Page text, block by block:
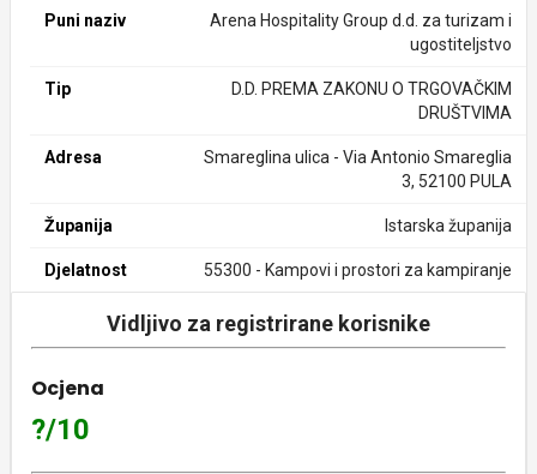
Puni naziv
Arena Hospitality Group d.d. za turizam i
ugostiteljstvo
Tip
D.D. PREMA ZAKONU O TRGOVAČKIM
DRUŠTVIMA
Adresa
Smareglina ulica - Via Antonio Smareglia
3, 52100 PULA
Županija Istarska županija
Djelatnost 55300 - Kampovi i prostori za kampiranje
Vidljivo za registrirane korisnike
Ocjena
?/10